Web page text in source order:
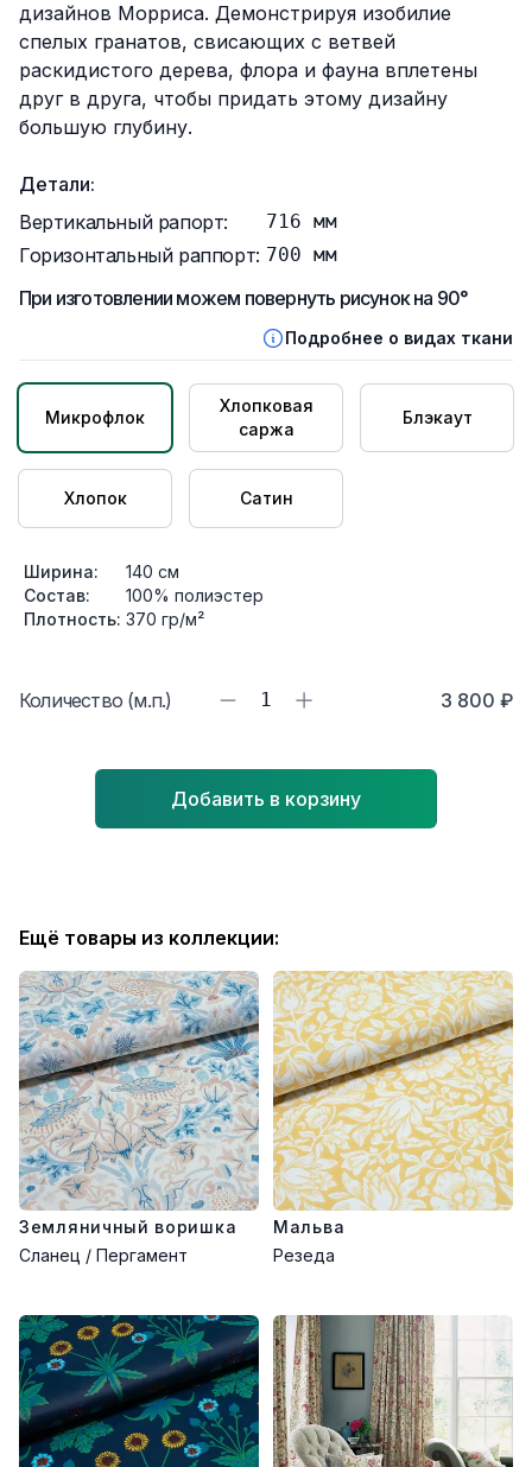
дизайнов Морриса. Демонстрируя изобилие
спелых гранатов, свисающих с ветвей
раскидистого дерева, флора и фауна вплетены
друг в друга, чтобы придать этому дизайну
большую глубину.
Детали:
Вертикальный рапорт:
716 мм
Горизонтальный раппорт: 700 мм
При изготовлении можем повернуть рисунок на 90°
Подробнее о видах ткани
Микрофлок
Хлопковая
саржа
Блэкаут
Хлопок Сатин
Ширина: 140 см
Состав:
100% полиэстер
Плотность: 370 гр/м²
Количество (м.п.) 1 3 800 ₽
Добавить в корзину
Ещё товары из коллекции:
Земляничный воришка
Сланец / Пергамент
Мальва
Резеда